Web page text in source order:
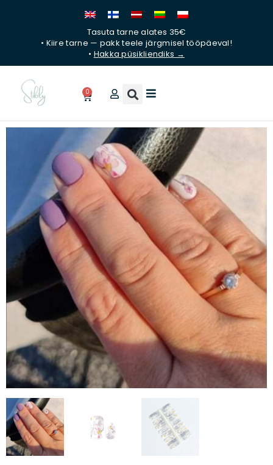
Tasuta tarne alates 35€
• Kiire tarne — pakk teele järgmisel tööpäeval!
• Hakka püsikliendiks →
0
Ostukorv